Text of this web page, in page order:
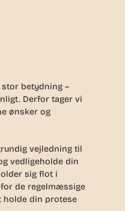
betydning –
Derfor tager vi
ønsker og
vejledning til
vedligeholde din
sig flot i
for de regelmæssige
din protese